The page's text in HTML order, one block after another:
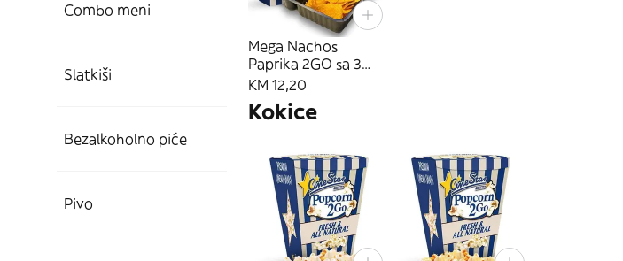
Combo meni
Slatkiši
Bezalkoholno piće
Pivo
Mega Nachos
Paprika 2GO sa 3
umaka
KM 12,20
Kokice